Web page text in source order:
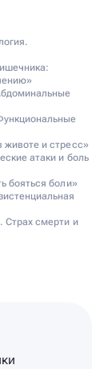
и стресс»
атаки и боль
бояться боли»
Страх смерти и